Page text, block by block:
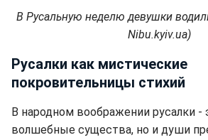
В Русальную неделю девушки
Nibu.kyiv.ua)
Русалки как мистические
покровительницы стихий
В народном воображении русалки -
волшебные существа, но и души